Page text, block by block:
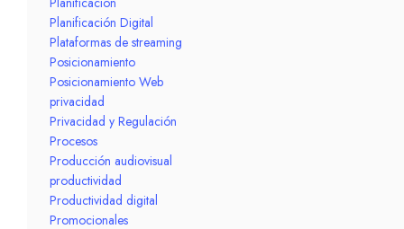
Planificación Digital
Plataformas de streaming
Posicionamiento
Posicionamiento Web
privacidad
Privacidad y Regulación
Procesos
Producción audiovisual
productividad
Productividad digital
Promocionales